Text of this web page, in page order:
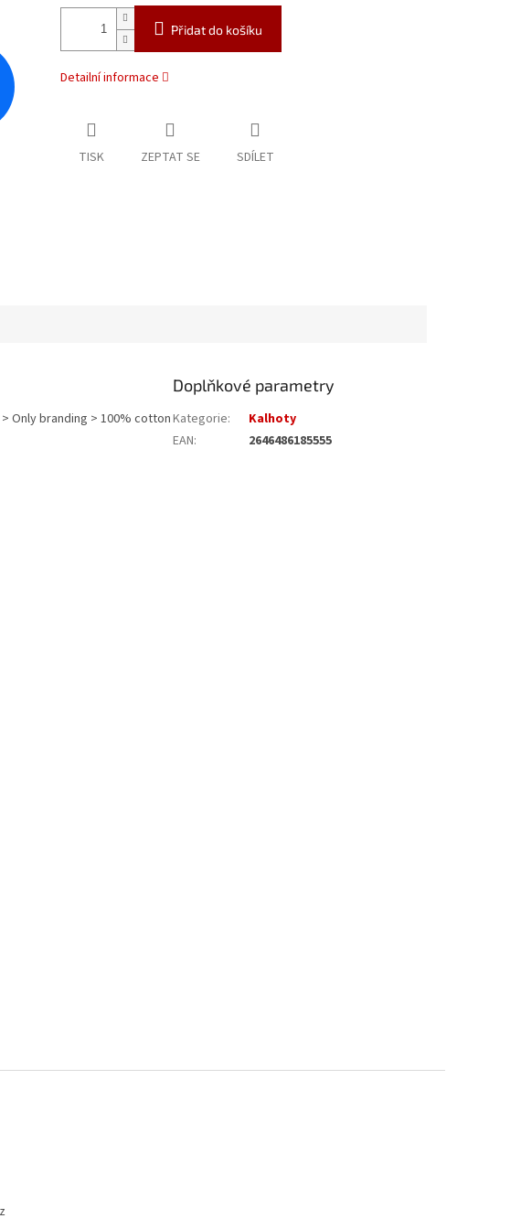
Přidat do košíku
Detailní informace
TISK ZEPTAT SE SDÍLET
Only branding > 100% cotton
Doplňkové parametry
Kategorie:
Kalhoty
EAN: 2646486185555